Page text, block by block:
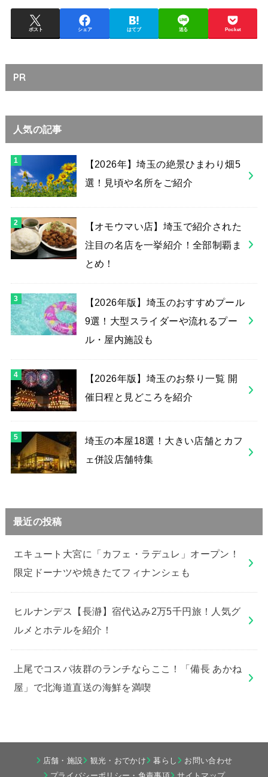
ポスト シェア はてブ 送る Pocket
PR
人気の記事
【2026年】埼玉の絶景ひまわり畑5
選！見頃や名所をご紹介
【オモウマい店】埼玉で紹介された
注目の名店を一挙紹介！全部制覇ま
とめ！
【2026年版】埼玉のおすすめプール
9選！大型スライダーや流れるプー
ル・屋内施設も
【2026年版】埼玉のお祭り一覧 開
催日程と見どころを紹介
埼玉の本屋18選！大きい店舗とカフ
ェ併設店舗特集
最近の投稿
エキュート大宮に「カフェ・ラデュレ」オープン！
限定ドーナツや焼きたてフィナンシェも
ヒルナンデス【長瀞】宿代込み2万5千円旅！人気グ
ルメとホテルを紹介！
上尾でコスパ抜群のランチならここ！「備長 あかね
屋」で北海道直送の海鮮を満喫
店舗・施設 観光・おでかけ 暮らし
お問い合わせ